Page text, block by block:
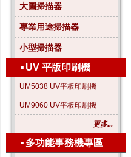
大圖掃描器
專業用途掃描器
小型掃描器
▪ UV 平版印刷機
UM5038 UV平板印刷機
UM9060 UV平板印刷機
更多...
▪ 多功能事務機專區